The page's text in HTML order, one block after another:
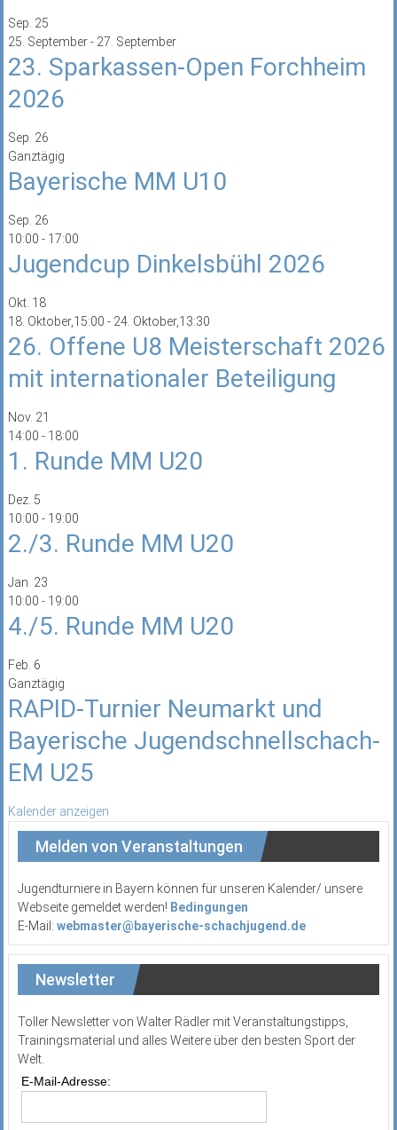
Sep. 25
25. September- 27. September
23. Sparkassen-Open Forchheim
2026
Sep. 26
Ganztägig
Bayerische MM U10
Sep. 26
10:00 - 17:00
Jugendcup Dinkelsbühl 2026
Okt. 18
18. Oktober,15:00 - 24. Oktober,13:30
26. Offene U8 Meisterschaft 2026
mit internationaler Beteiligung
Nov. 21
14:00 - 18:00
1. Runde MM U20
Dez. 5
10:00 - 19:00
2./3. Runde MM U20
Jan. 23
10:00 - 19:00
4./5. Runde MM U20
Feb. 6
Ganztägig
RAPID-Turnier Neumarkt und
Bayerische Jugendschnellschach-
EM U25
Kalender anzeigen
Melden von Veranstaltungen
Jugendturniere in Bayern können für unseren Kalender/ unsere
Webseite gemeldet werden! Bedingungen
E-Mail: webmaster@bayerische-schachjugend.de
Newsletter
Toller Newsletter von Walter Rädler mit Veranstaltungstipps,
Trainingsmaterial und alles Weitere über den besten Sport der
Welt.
E-Mail-Adresse: